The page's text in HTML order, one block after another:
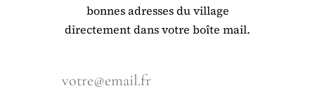
bonnes adresses du village
directement dans votre boîte mail.